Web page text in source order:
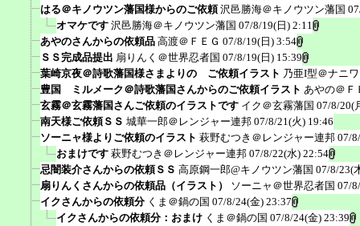
はる＠キノウツン藩国様からのご依頼 沢邑勝海＠キノウツン藩国
オマケです 沢邑勝海＠キノウツン藩国 07/8/19(日) 2:11
あやのさんからの依頼品 高渡＠ＦＥＧ 07/8/19(日) 3:54
ＳＳ完成品提出 扇りんく＠世界忍者国 07/8/19(日) 15:39
葉崎京夜＠詩歌藩国様さまよりの ご依頼イラスト 乃亜I型＠ナニ
豊国 ミルメーク＠詩歌藩国さんからのご依頼イラスト あやの＠Ｆ
玄霧＠玄霧藩国さんご依頼のイラストです イク＠玄霧藩国 07/8/20(
南天様ご依頼ＳＳ 城華一郎＠レンジャー連邦 07/8/21(火) 19:46
ソーニャ様よりご依頼のイラスト 萩野むつき＠レンジャー連邦 07/
おまけです 萩野むつき＠レンジャー連邦 07/8/22(水) 22:54
忌闇装介さんからの依頼ＳＳ 高原鋼一郎@キノウツン藩国 07/8/23(
扇りんくさんからの依頼品（イラスト）
ソーニャ＠世界忍者国 07/
イクさんからの依頼分 くま＠鍋の国 07/8/24(金) 23:37
イクさんからの依頼分：おまけ くま＠鍋の国 07/8/24(金) 23:39